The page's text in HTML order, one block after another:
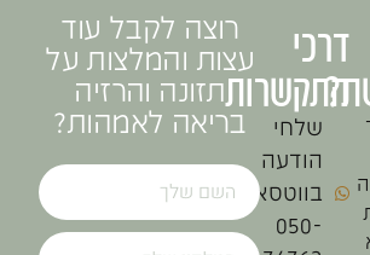
דרכי
התקשרות
שלחי
הודעה
בווטסאפ:
050-
רוצה לקבל עוד
עצות והמלצות על
תזונה והרזיה
בריאה לאמהות?